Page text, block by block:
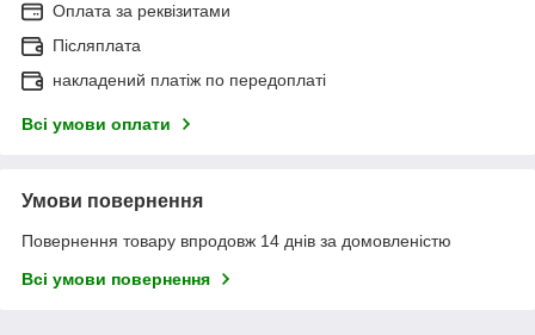
Оплата за реквізитами
Післяплата
накладений платіж по передоплаті
Всі умови оплати
Умови повернення
Повернення товару впродовж 14 днів за домовленістю
Всі умови повернення